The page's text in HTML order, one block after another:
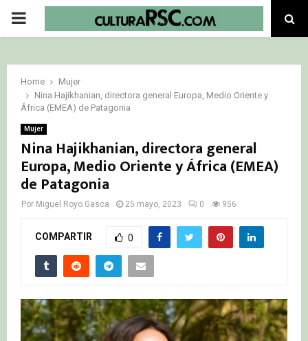
PRIMARY
Home
Mujer
Nina Hajikhanian, directora general Europa, Medio Oriente y
África (EMEA) de Patagonia
Mujer
Nina Hajikhanian, directora general
Europa, Medio Oriente y África (EMEA)
de Patagonia
Por Miguel Royo Gasca 25 mayo, 2023 0 956
COMPARTIR 0